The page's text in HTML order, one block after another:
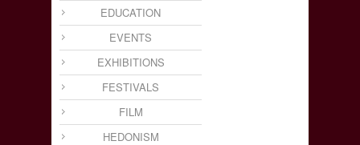
EDUCATION
EVENTS
EXHIBITIONS
FESTIVALS
FILM
HEDONISM